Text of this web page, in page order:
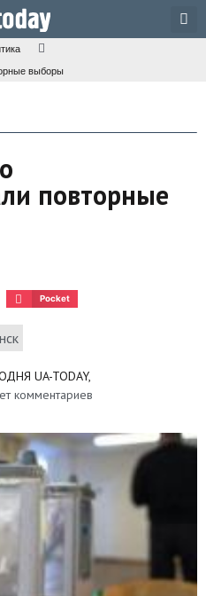
выборы
повторные
Pocket
UA-TODAY,
комментариев